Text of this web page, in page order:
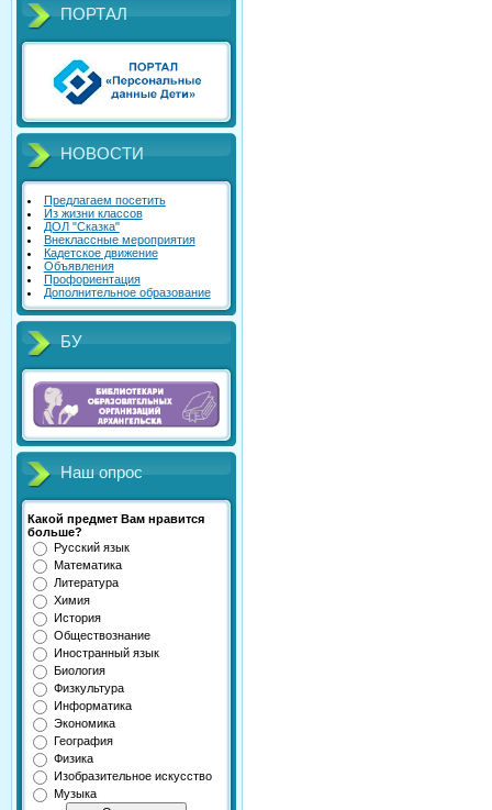
ПОРТАЛ
НОВОСТИ
Предлагаем посетить
Из жизни классов
ДОЛ "Сказка"
Внеклассные мероприятия
Кадетское движение
Объявления
Профориентация
Дополнительное образование
БУ
Наш опрос
Какой предмет Вам нравится
больше?
Русский язык
Математика
Литература
Химия
История
Обществознание
Иностранный язык
Биология
Физкультура
Информатика
Экономика
География
Физика
Изобразительное искусство
Музыка